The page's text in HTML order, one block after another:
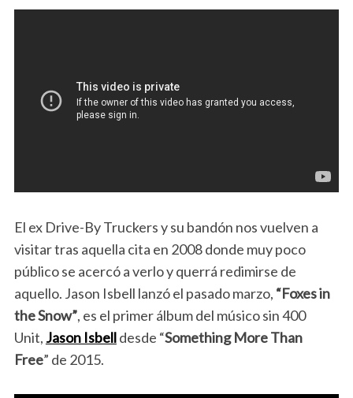
El ex Drive-By Truckers y su bandón nos vuelven a
visitar tras aquella cita en 2008 donde muy poco
público se acercó a verlo y querrá redimirse de
aquello. Jason Isbell lanzó el pasado marzo, “Foxes in
the Snow”, es el primer álbum del músico sin 400
Unit, Jason Isbelldesde “Something More Than
Free” de 2015.